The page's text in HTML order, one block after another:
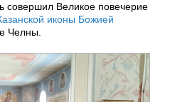
совершил Великое повечерие
иконы Божией
Челны.